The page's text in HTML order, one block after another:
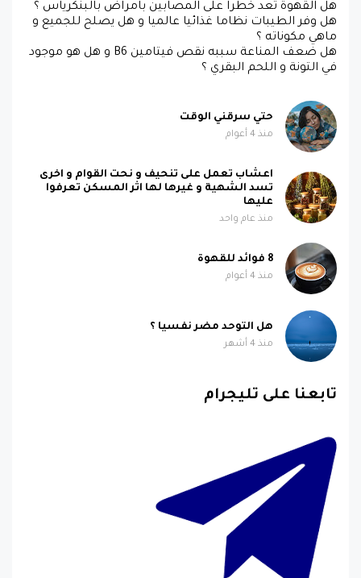
هل القهوة تعد خطرا على المصابين بامراض بالبنكرياس ؟
هل وفر الطيبات نظاما غذائيا عالميا و هل يصلح للجميع و
ماهي مكوناته ؟
هل ضعف المناعة سببه نقص فيتامين B6 و هل هو موجود
في التونة و اللحم البقري ؟
حتي سرقني الوقت
منذ 4 أعوام
اعشاب تعمل على تنحيف و نحت القوام و اخرى
تسد الشهية و غيرها لها اثر المسكن تعرفوا
عليها
منذ عام واحد
8 فوائد للقهوة
منذ 4 أعوام
هل التوحد مضر نفسيا ؟
منذ 4 أشهر
تابعنا على تليجرام